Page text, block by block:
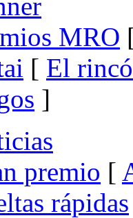
MRO
[ El
]
premio [
rápidas